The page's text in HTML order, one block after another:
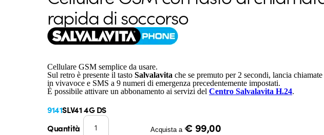
rapida di soccorso
Cellulare GSM semplice da usare.
Sul retro è presente il tasto Salvalavita che se premuto per 2 secondi, lancia chiamate
in vivavoce e SMS a 9 numeri di emergenza precedentemente impostati.
È possibile attivare un abbonamento ai servizi del Centro Salvalavita H.24.
9141SLV41 4G DS
Quantità
Acquista a € 99,00